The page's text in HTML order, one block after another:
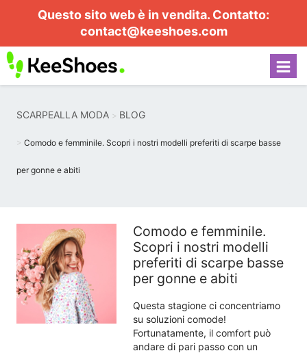
Questo sito web è in vendita. Contatto:
contact@keeshoes.com
SCARPEALLA MODA BLOG
Comodo e femminile. Scopri i nostri modelli preferiti di scarpe basse
per gonne e abiti
Comodo e femminile.
Scopri i nostri modelli
preferiti di scarpe basse
per gonne e abiti
Questa stagione ci concentriamo
su soluzioni comode!
Fortunatamente, il comfort può
andare di pari passo con un